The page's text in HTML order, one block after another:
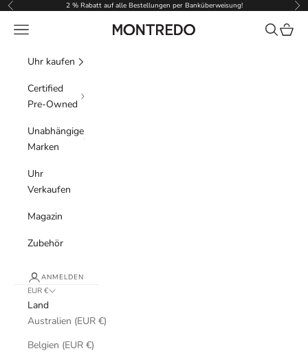
Zum Inhalt springen
Zurück 2 % Rabatt auf alle Bestellungen per Banküberweisung! Vor
Montredo
Menü Suchen
Uhr kaufen
Certified
Pre-Owned
Unabhängige
Marken
Uhr
Verkaufen
Magazin
Zubehör
ANMELDEN
EUR €
Land
Australien (EUR €)
Belgien (EUR €)